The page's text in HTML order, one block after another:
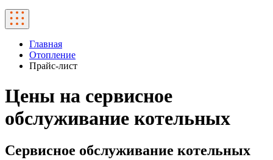
Главная
Отопление
Прайс-лист
Цены на сервисное
обслуживание котельных
Сервисное обслуживание котельных